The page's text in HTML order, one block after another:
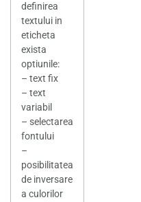
definirea
textului in
eticheta
exista
optiunile:
– text fix
– text
variabil
– selectarea
fontului
–
posibilitatea
de inversare
a culorilor